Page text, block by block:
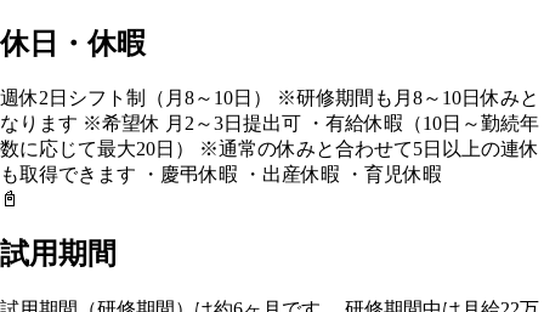
休日・休暇
週休2日シフト制（月8～10日） ※研修期間も月8～10日休みと
なります ※希望休 月2～3日提出可 ・有給休暇（10日～勤続年
数に応じて最大20日） ※通常の休みと合わせて5日以上の連休
も取得できます ・慶弔休暇 ・出産休暇 ・育児休暇
📓
試用期間